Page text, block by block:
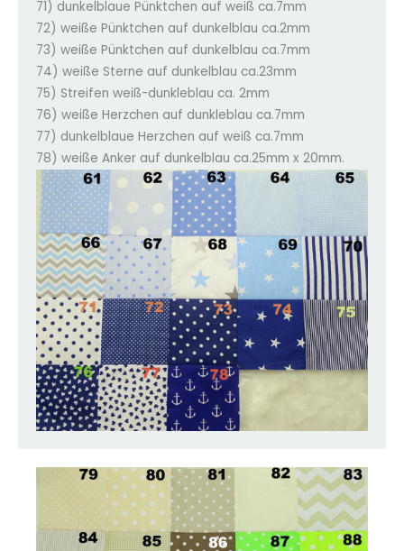
71) dunkelblaue Pünktchen auf weiß ca.7mm
72) weiße Pünktchen auf dunkelblau ca.2mm
73) weiße Pünktchen auf dunkelblau ca.7mm
74) weiße Sterne auf dunkelblau ca.23mm
75) Streifen weiß-dunkleblau ca. 2mm
76) weiße Herzchen auf dunkleblau ca.7mm
77) dunkelblaue Herzchen auf weiß ca.7mm
78) weiße Anker auf dunkelblau ca.25mm x 20mm.